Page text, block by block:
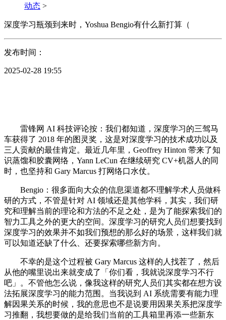
动态 >
深度学习瓶颈到来时，Yoshua Bengio有什么新打算（
发布时间：
2025-02-28 19:55
雷锋网 AI 科技评论按：我们都知道，深度学习的三驾马
车获得了 2018 年的图灵奖，这是对深度学习的技术成功以及
三人贡献的最佳肯定。最近几年里，Geoffrey Hinton 带来了知
识蒸馏和胶囊网络，Yann LeCun 在继续研究 CV+机器人的同
时，也坚持和 Gary Marcus 打网络口水仗。
Bengio：很多面向大众的信息渠道都不理解学术人员做科
研的方式，不管是针对 AI 领域还是其他学科，其实，我们研
究和理解当前的理论和方法的不足之处，是为了能探索我们的
智力工具之外的更大的空间。深度学习的研究人员们想要找到
深度学习的效果并不如我们预想的那么好的场景，这样我们就
可以知道还缺了什么、还要探索哪些新方向。
不幸的是这个过程被 Gary Marcus 这样的人找茬了，然后
从他的嘴里说出来就变成了「你们看，我就说深度学习不行
吧」。不管他怎么说，像我这样的研究人员们其实都在想方设
法拓展深度学习的能力范围。当我说到 AI 系统需要有能力理
解因果关系的时候，我的意思也不是说要用因果关系把深度学
习推翻，我想要做的是给我们当前的工具箱里再添一些新东